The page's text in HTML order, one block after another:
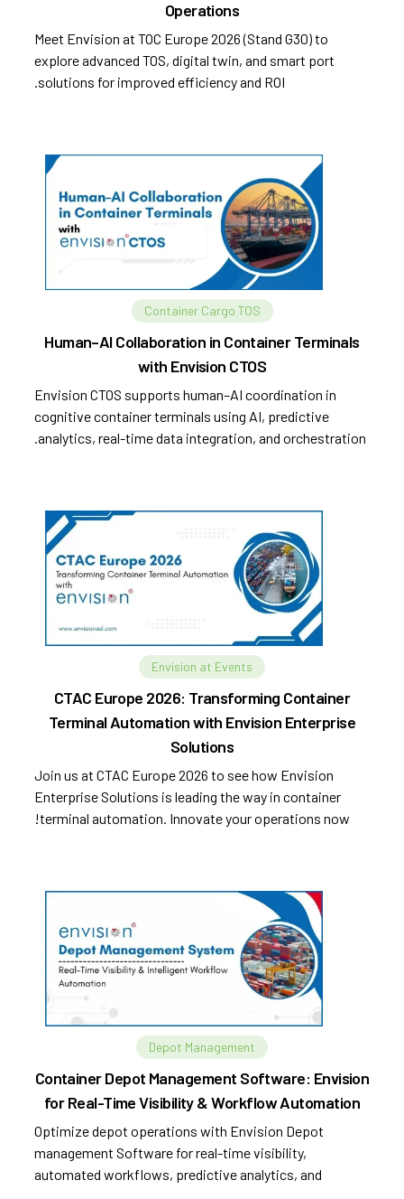
Operations
Meet Envision at TOC Europe 2026 (Stand G30) to
explore advanced TOS, digital twin, and smart port
solutions for improved efficiency and ROI.
Container Cargo TOS
Human–AI Collaboration in Container Terminals
with Envision CTOS
Envision CTOS supports human–AI coordination in
cognitive container terminals using AI, predictive
analytics, real-time data integration, and orchestration.
Envision at Events
CTAC Europe 2026: Transforming Container
Terminal Automation with Envision Enterprise
Solutions
Join us at CTAC Europe 2026 to see how Envision
Enterprise Solutions is leading the way in container
terminal automation. Innovate your operations now!
Depot Management
Container Depot Management Software: Envision
for Real-Time Visibility & Workflow Automation
Optimize depot operations with Envision Depot
management Software for real-time visibility,
automated workflows, predictive analytics, and